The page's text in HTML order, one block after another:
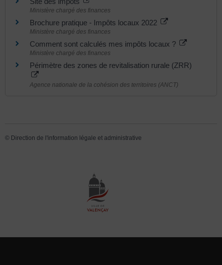
Ministère chargé des finances
Brochure pratique - Impôts locaux 2022
Ministère chargé des finances
Comment sont calculés mes impôts locaux ?
Ministère chargé des finances
Périmètre des zones de revitalisation rurale (ZRR)
Agence nationale de la cohésion des territoires (ANCT)
© Direction de l'information légale et administrative